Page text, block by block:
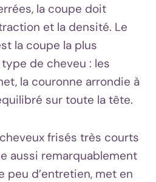
la coupe doit
et la densité. Le
la coupe la plus
de cheveu : les
la couronne arrondie à
sur toute la tête.
frisés très courts
aussi remarquablement
peu d’entretien, met en